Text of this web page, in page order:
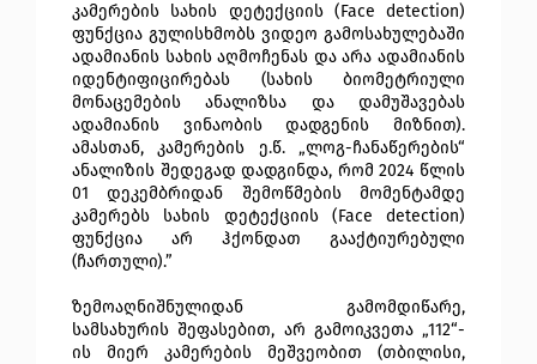
კამერების სახის დეტექციის (Face detection)
ფუნქცია გულისხმობს ვიდეო გამოსახულებაში
ადამიანის სახის აღმოჩენას და არა ადამიანის
იდენტიფიცირებას (სახის ბიომეტრიული
მონაცემების ანალიზსა და დამუშავებას
ადამიანის ვინაობის დადგენის მიზნით).
ამასთან, კამერების ე.წ. „ლოგ-ჩანაწერების“
ანალიზის შედეგად დადგინდა, რომ 2024 წლის
01 დეკემბრიდან შემოწმების მომენტამდე
კამერებს სახის დეტექციის (Face detection)
ფუნქცია არ ჰქონდათ გააქტიურებული
(ჩართული).”
ზემოაღნიშნულიდან გამომდიწარე,
სამსახურის შეფასებით, არ გამოიკვეთა „112“-
ის მიერ კამერების მეშვეობით (თბილისი,